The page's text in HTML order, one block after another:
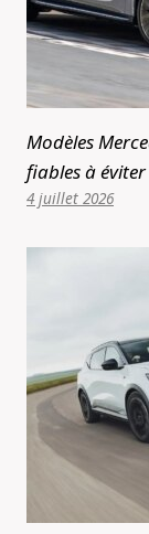
Modèles
fiables à éviter
4 juillet 2026